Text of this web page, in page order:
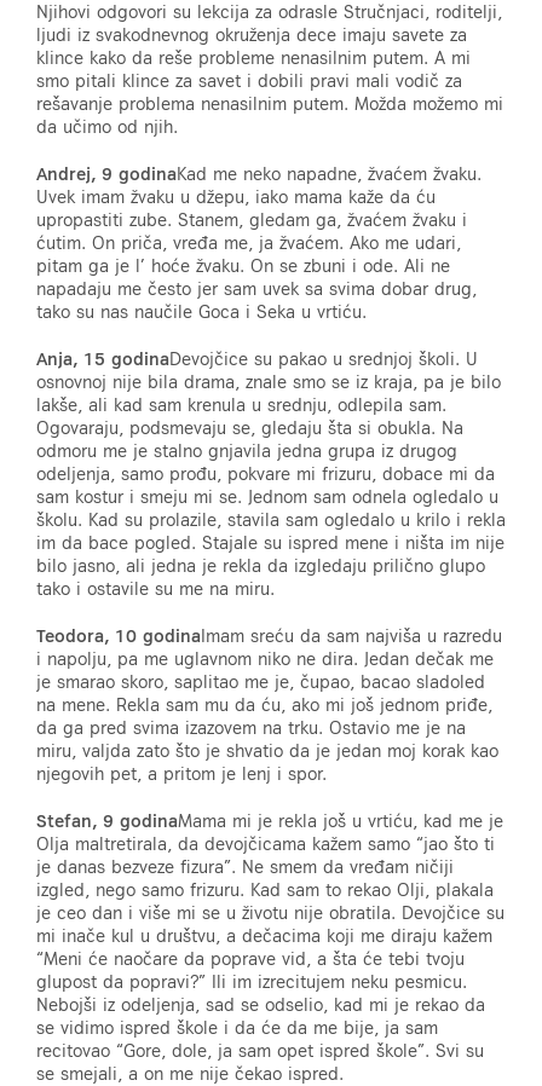
Njihovi odgovori su lekcija za odrasle Stručnjaci, roditelji,
ljudi iz svakodnevnog okruženja dece imaju savete za
klince kako da reše probleme nenasilnim putem. A mi
smo pitali klince za savet i dobili pravi mali vodič za
rešavanje problema nenasilnim putem. Možda možemo mi
da učimo od njih.
Andrej, 9 godinaKad me neko napadne, žvaćem žvaku.
Uvek imam žvaku u džepu, iako mama kaže da ću
upropastiti zube. Stanem, gledam ga, žvaćem žvaku i
ćutim. On priča, vređa me, ja žvaćem. Ako me udari,
pitam ga je l’ hoće žvaku. On se zbuni i ode. Ali ne
napadaju me često jer sam uvek sa svima dobar drug,
tako su nas naučile Goca i Seka u vrtiću.
Anja, 15 godinaDevojčice su pakao u srednjoj školi. U
osnovnoj nije bila drama, znale smo se iz kraja, pa je bilo
lakše, ali kad sam krenula u srednju, odlepila sam.
Ogovaraju, podsmevaju se, gledaju šta si obukla. Na
odmoru me je stalno gnjavila jedna grupa iz drugog
odeljenja, samo prođu, pokvare mi frizuru, dobace mi da
sam kostur i smeju mi se. Jednom sam odnela ogledalo u
školu. Kad su prolazile, stavila sam ogledalo u krilo i rekla
im da bace pogled. Stajale su ispred mene i ništa im nije
bilo jasno, ali jedna je rekla da izgledaju prilično glupo
tako i ostavile su me na miru.
Teodora, 10 godinaImam sreću da sam najviša u razredu
i napolju, pa me uglavnom niko ne dira. Jedan dečak me
je smarao skoro, saplitao me je, čupao, bacao sladoled
na mene. Rekla sam mu da ću, ako mi još jednom priđe,
da ga pred svima izazovem na trku. Ostavio me je na
miru, valjda zato što je shvatio da je jedan moj korak kao
njegovih pet, a pritom je lenj i spor.
Stefan, 9 godinaMama mi je rekla još u vrtiću, kad me je
Olja maltretirala, da devojčicama kažem samo “jao što ti
je danas bezveze fizura”. Ne smem da vređam ničiji
izgled, nego samo frizuru. Kad sam to rekao Olji, plakala
je ceo dan i više mi se u životu nije obratila. Devojčice su
mi inače kul u društvu, a dečacima koji me diraju kažem
“Meni će naočare da poprave vid, a šta će tebi tvoju
glupost da popravi?” Ili im izrecitujem neku pesmicu.
Nebojši iz odeljenja, sad se odselio, kad mi je rekao da
se vidimo ispred škole i da će da me bije, ja sam
recitovao “Gore, dole, ja sam opet ispred škole”. Svi su
se smejali, a on me nije čekao ispred.